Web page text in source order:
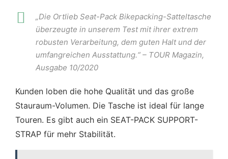
„Die Ortlieb Seat-Pack Bikepacking-Satteltasche
überzeugte in unserem Test mit ihrer extrem
robusten Verarbeitung, dem guten Halt und der
umfangreichen Ausstattung.“ – TOUR Magazin,
Ausgabe 10/2020
Kunden loben die hohe Qualität und das große
Stauraum-Volumen. Die Tasche ist ideal für lange
Touren. Es gibt auch ein SEAT-PACK SUPPORT-
STRAP für mehr Stabilität.